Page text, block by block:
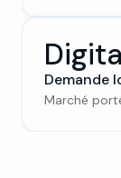
Demande
Marché